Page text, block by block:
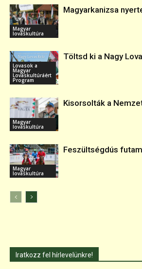
Magyar
lovaskultúra
Magyarkanizsa
Lovasok a
Magyar
Lovaskultúráért
Program
Töltsd ki a Nagy
Magyar
lovaskultúra
Kisorsolták a
Magyar
lovaskultúra
Feszültségdús
Iratkozz fel hírlevelünkre!